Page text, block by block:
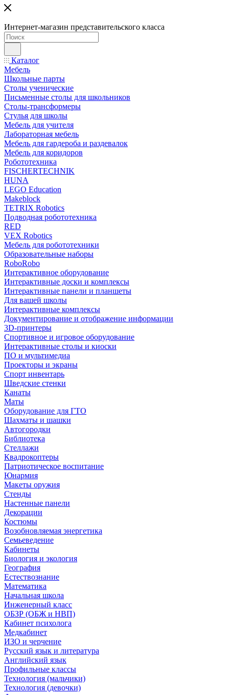
Интернет-магазин представительского класса
Каталог
Мебель
Школьные парты
Столы ученические
Письменные столы для школьников
Столы-трансформеры
Стулья для школы
Мебель для учителя
Лабораторная мебель
Мебель для гардероба и раздевалок
Мебель для коридоров
Робототехника
FISCHERTECHNIK
HUNA
LEGO Education
Makeblock
TETRIX Robotics
Подводная робототехника
RED
VEX Robotics
Мебель для робототехники
Образовательные наборы
RoboRobo
Интерактивное оборудование
Интерактивные доски и комплексы
Интерактивные панели и планшеты
Для вашей школы
Интерактивные комплексы
Документирование и отображение информации
3D-принтеры
Спортивное и игровое оборудование
Интерактивные столы и киоски
ПО и мультимедиа
Проекторы и экраны
Спорт инвентарь
Шведские стенки
Канаты
Маты
Оборудование для ГТО
Шахматы и шашки
Автогородки
Библиотека
Стеллажи
Квадрокоптеры
Патриотическое воспитание
Юнармия
Макеты оружия
Стенды
Настенные панели
Декорации
Костюмы
Возобновляемая энергетика
Семьеведение
Кабинеты
Биология и экология
География
Естествознание
Математика
Начальная школа
Инженерный класс
ОБЗР (ОБЖ и НВП)
Кабинет психолога
Медкабинет
ИЗО и черчение
Русский язык и литература
Английский язык
Профильные классы
Технология (мальчики)
Технология (девочки)